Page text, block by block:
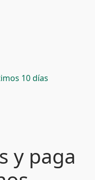
10 días
y paga